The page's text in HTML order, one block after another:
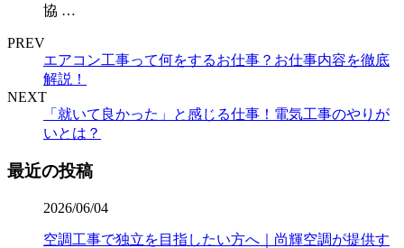
協 …
PREV
エアコン工事って何をするお仕事？お仕事内容を徹底
解説！
NEXT
「就いて良かった」と感じる仕事！電気工事のやりが
いとは？
最近の投稿
2026/06/04
空調工事で独立を目指したい方へ｜尚輝空調が提供す